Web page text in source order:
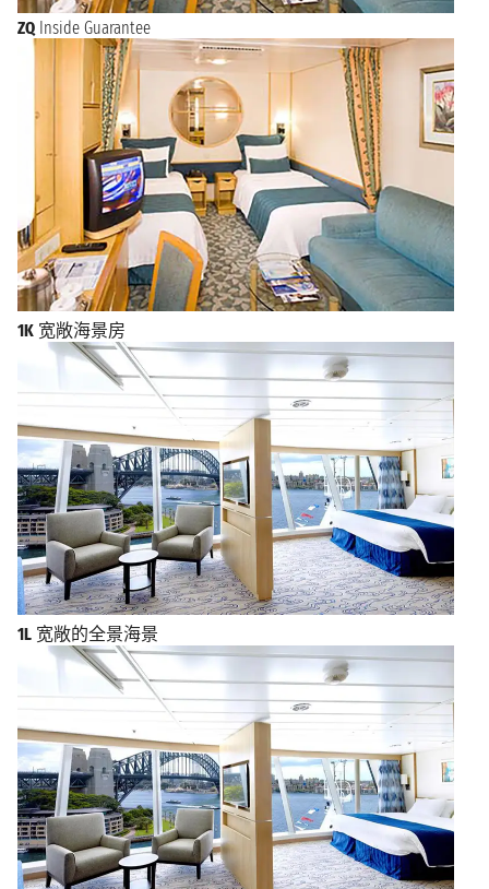
ZQ Inside Guarantee
1K 宽敞海景房
1L 宽敞的全景海景